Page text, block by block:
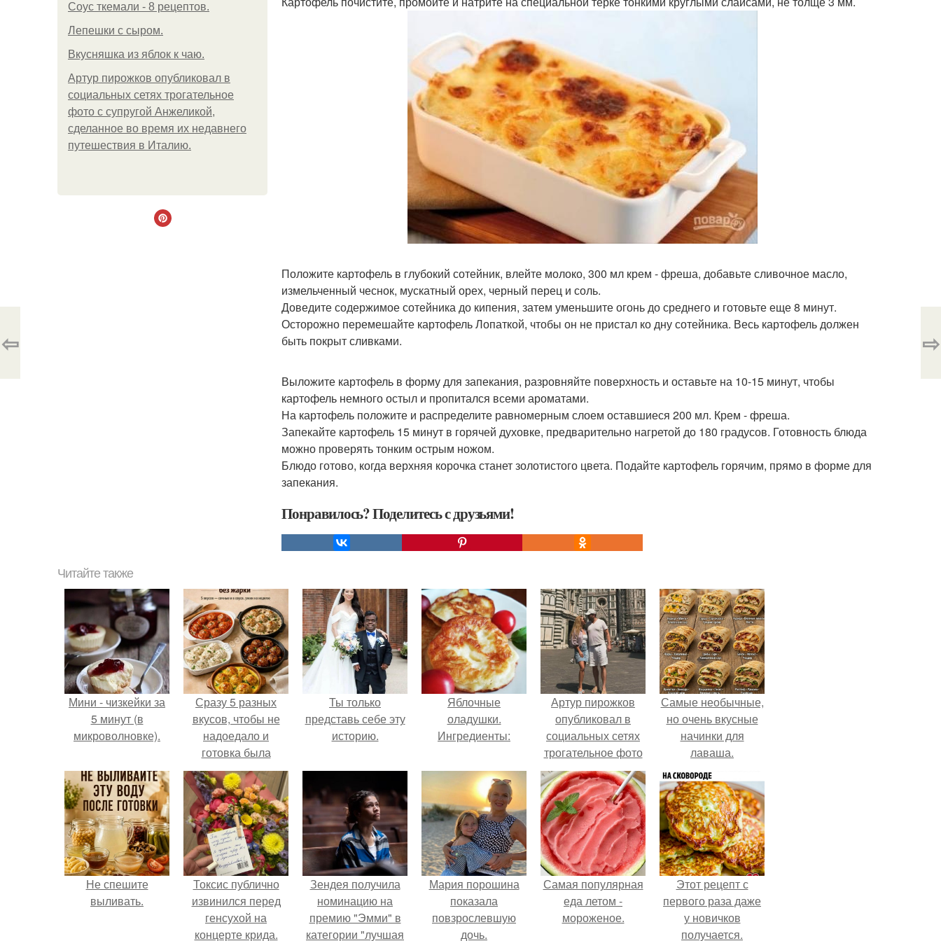
Соус ткемали - 8 рецептов.
Лепешки с сыром.
Вкусняшка из яблок к чаю.
Артур пирожков опубликовал в
социальных сетях трогательное
фото с супругой Анжеликой,
сделанное во время их недавнего
путешествия в Италию.
Положите картофель в глубокий сотейник, влейте молоко, 300 мл крем - фреша, добавьте сливочное масло,
измельченный чеснок, мускатный орех, черный перец и соль.
Доведите содержимое сотейника до кипения, затем уменьшите огонь до среднего и готовьте еще 8 минут.
Осторожно перемешайте картофель Лопаткой, чтобы он не пристал ко дну сотейника. Весь картофель должен
быть покрыт сливками.
Выложите картофель в форму для запекания, разровняйте поверхность и оставьте на 10-15 минут, чтобы
картофель немного остыл и пропитался всеми ароматами.
На картофель положите и распределите равномерным слоем оставшиеся 200 мл. Крем - фреша.
Запекайте картофель 15 минут в горячей духовке, предварительно нагретой до 180 градусов. Готовность блюда
можно проверять тонким острым ножом.
Блюдо готово, когда верхняя корочка станет золотистого цвета. Подайте картофель горячим, прямо в форме для
запекания.
Понравилось? Поделитесь с друзьями!
⇦ ⇨
Читайте также
Мини - чизкейки за
5 минут (в
микроволновке).
Сразу 5 разных
вкусов, чтобы не
надоедало и
готовка была
проще.
Ты только
представь себе эту
историю.
Яблочные
оладушки.
Ингредиенты:
Артур пирожков
опубликовал в
социальных сетях
трогательное фото
с супругой
Анжеликой,
сделанное во
время их недавнего
путешествия в
Италию.
Самые необычные,
но очень вкусные
начинки для
лаваша.
Не спешите
выливать.
Токсис публично
извинился перед
генсухой на
концерте крида.
Зендея получила
номинацию на
премию "Эмми" в
категории "лучшая
Мария порошина
показала
повзрослевшую
дочь.
Самая популярная
еда летом -
мороженое.
Этот рецепт с
первого раза даже
у новичков
получается.